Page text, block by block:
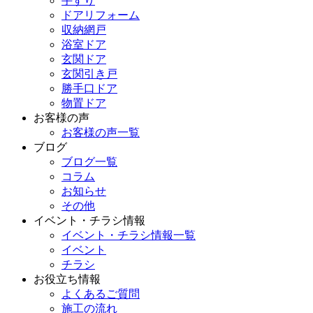
ドアリフォーム
収納網戸
浴室ドア
玄関ドア
玄関引き戸
勝手口ドア
物置ドア
お客様の声
お客様の声一覧
ブログ
ブログ一覧
コラム
お知らせ
その他
イベント・チラシ情報
イベント・チラシ情報一覧
イベント
チラシ
お役立ち情報
よくあるご質問
施工の流れ